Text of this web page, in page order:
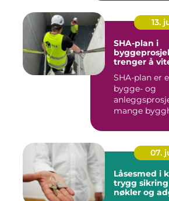
13.
SHA-plan i
trenger å
SHA-plan er
bygge- og
mange
07.
Låsesmed i
trygg
nøkler og